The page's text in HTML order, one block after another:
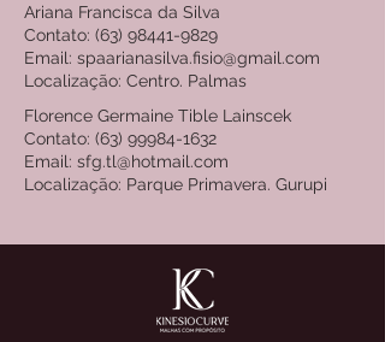
Ariana Francisca da Silva
Contato: (63) 98441-9829
Email: spaarianasilva.fisio@gmail.com
Localização: Centro. Palmas
Florence Germaine Tible Lainscek
Contato: (63) 99984-1632
Email: sfg.tl@hotmail.com
Localização: Parque Primavera. Gurupi